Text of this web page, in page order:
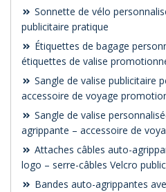
Sonnette de vélo
publicitaire pratique
Étiquettes de bagage
étiquettes de valise
Sangle de valise publicitaire
accessoire de voyage
Sangle de valise
agrippante – accessoire de
Attaches câbles auto-
logo – serre-câbles Velcro
Bandes auto-agrippantes